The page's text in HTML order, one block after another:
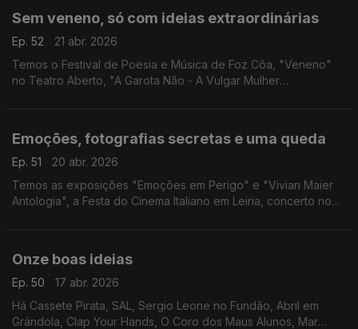
Sem veneno, só com ideias extraordinárias
Ep. 52
21 abr. 2026
Temos o Festival de Poesia e Música de Foz Côa, "Veneno"
no Teatro Aberto, "A Garota Não - A Vulgar Mulher
Emoções, fotografias secretas e uma queda
Ep. 51
20 abr. 2026
Temos as exposições "Emoções em Perigo" e "Vivian Maier
Antologia", a Festa do Cinema Italiano em Leiria, concerto no
Onze boas ideias
Ep. 50
17 abr. 2026
Há Cassete Pirata, SAL, Sergio Leone no Fundão, Abril em
Grândola, Clap Your Hands, O Coro dos Maus Alunos, Mar